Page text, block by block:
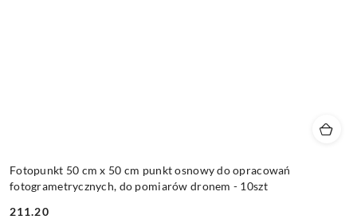
Fotopunkt 50 cm x 50 cm punkt osnowy do opracowań
fotogrametrycznych, do pomiarów dronem - 10szt
211.20